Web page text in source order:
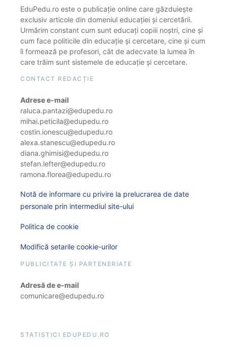
EduPedu.ro este o publicație online care găzduiește
exclusiv articole din domeniul educației și cercetării.
Urmărim constant cum sunt educați copiii noștri, cine și
cum face politicile din educație și cercetare, cine și cum
îi formează pe profesori, cât de adecvate la lumea în
care trăim sunt sistemele de educație și cercetare.
CONTACT REDACȚIE
Adrese e-mail
raluca.pantazi@edupedu.ro
mihai.peticila@edupedu.ro
costin.ionescu@edupedu.ro
alexa.stanescu@edupedu.ro
diana.ghimisi@edupedu.ro
stefan.lefter@edupedu.ro
ramona.florea@edupedu.ro
Notă de informare cu privire la prelucrarea de date
personale prin intermediul site-ului
Politica de cookie
Modifică setarile cookie-urilor
PUBLICITATE ȘI PARTENERIATE
Adresă de e-mail
comunicare@edupedu.ro
STATISTICI EDUPEDU.RO